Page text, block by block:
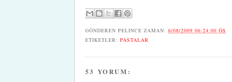
GÖNDEREN PELINCE ZAMAN:6/08/2009 06:24:00 ÖS
ETIKETLER: PASTALAR
53 YORUM: